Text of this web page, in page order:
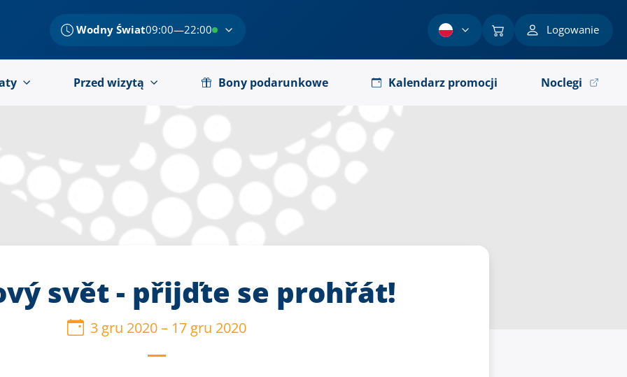
Wodny Świat09:00—22:00 Logowanie
Przed wizytą Bony podarunkowe Kalendarz promocji Noclegi
svět - přijďte se prohřát!
3 gru 2020– 17 gru 2020